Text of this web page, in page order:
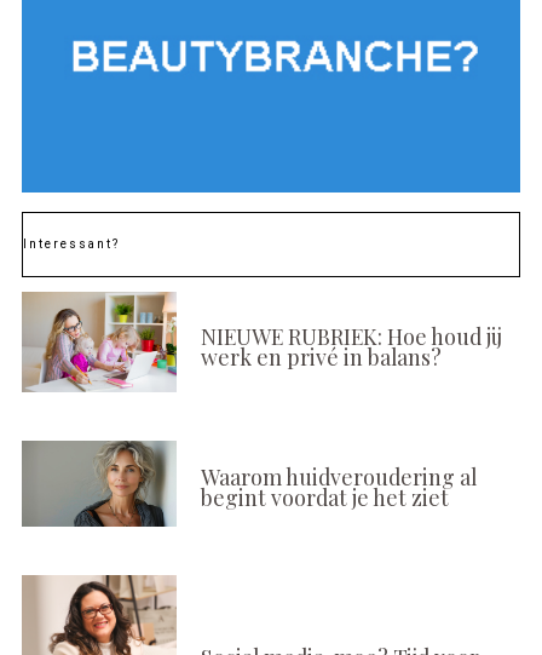
Interessant?
NIEUWE RUBRIEK: Hoe houd jij
werk en privé in balans?
Waarom huidveroudering al
begint voordat je het ziet